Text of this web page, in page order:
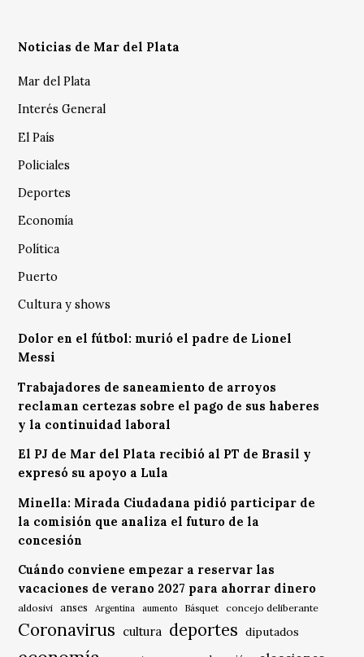
Noticias de Mar del Plata
Mar del Plata
Interés General
El País
Policiales
Deportes
Economía
Política
Puerto
Cultura y shows
Dolor en el fútbol: murió el padre de Lionel
Messi
Trabajadores de saneamiento de arroyos
reclaman certezas sobre el pago de sus haberes
y la continuidad laboral
El PJ de Mar del Plata recibió al PT de Brasil y
expresó su apoyo a Lula
Minella: Mirada Ciudadana pidió participar de
la comisión que analiza el futuro de la
concesión
Cuándo conviene empezar a reservar las
vacaciones de verano 2027 para ahorrar dinero
aldosivi anses Argentina aumento Básquet concejo deliberante
Coronavirus cultura deportes diputados